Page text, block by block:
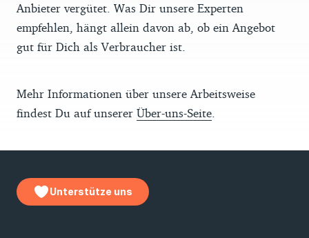
Anbieter vergütet. Was Dir unsere Experten
empfehlen, hängt allein davon ab, ob ein Angebot
gut für Dich als Verbraucher ist.
Mehr Informationen über unsere Arbeitsweise
findest Du auf unserer Über-uns-Seite
Unterstütze uns